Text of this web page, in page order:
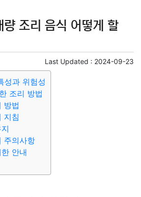
일상 주식 암호화폐 블록체인
미용 증권 인테리어
예 금융 게임
여행
건강 의료
량 조리 음식 어떻게 할
Last Updated : 2024-09-23
성과 위험성
조리 방법
방법
지침
주의사항
안내